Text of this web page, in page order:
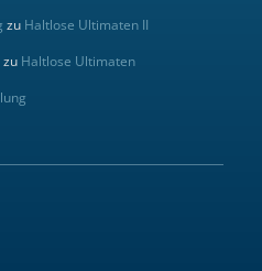
zu Haltlose Ultimaten II
zu Haltlose Ultimaten